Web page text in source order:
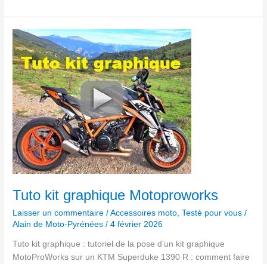
Tuto kit graphique Motoproworks
Laisser un commentaire /Accessoires moto ,Testé pour vous /
Alain de Moto-Pyrénées/4 février 2026
Tuto kit graphique : tutoriel de la pose d’un kit graphique
MotoProWorks sur un KTM Superduke 1390 R : comment faire
Tuto
kit
graphique
Motoproworks